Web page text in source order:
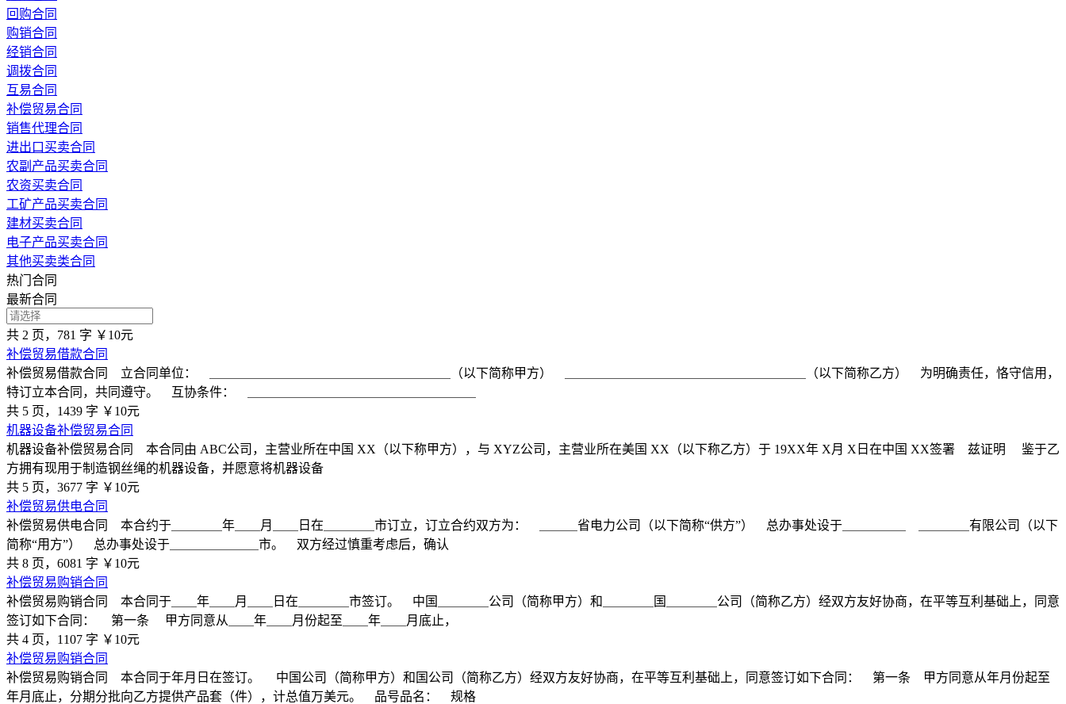
回购合同
购销合同
经销合同
调拨合同
互易合同
补偿贸易合同
销售代理合同
进出口买卖合同
农副产品买卖合同
农资买卖合同
工矿产品买卖合同
建材买卖合同
电子产品买卖合同
其他买卖类合同
热门合同
最新合同
共 2 页，781 字 ￥10元
补偿贸易借款合同
补偿贸易借款合同 立合同单位： ＿＿＿＿＿＿＿＿＿＿＿＿＿＿＿＿＿＿＿（以下简称甲方） ＿＿＿＿＿＿＿＿＿＿＿＿＿＿＿＿＿＿＿（以下简称乙方） 为明确责任，恪守信用，
特订立本合同，共同遵守。 互协条件： ＿＿＿＿＿＿＿＿＿＿＿＿＿＿＿＿＿＿
共 5 页，1439 字 ￥10元
机器设备补偿贸易合同
机器设备补偿贸易合同 本合同由 ABC公司，主营业所在中国 XX（以下称甲方），与 XYZ公司，主营业所在美国 XX（以下称乙方）于 19XX年 X月 X日在中国 XX签署 兹证明 鉴于乙
方拥有现用于制造钢丝绳的机器设备，并愿意将机器设备
共 5 页，3677 字 ￥10元
补偿贸易供电合同
补偿贸易供电合同 本合约于＿＿＿＿年＿＿月＿＿日在＿＿＿＿市订立，订立合约双方为： ＿＿＿省电力公司（以下简称“供方”） 总办事处设于＿＿＿＿＿ ＿＿＿＿有限公司（以下
简称“用方”） 总办事处设于＿＿＿＿＿＿＿市。 双方经过慎重考虑后，确认
共 8 页，6081 字 ￥10元
补偿贸易购销合同
补偿贸易购销合同 本合同于＿＿年＿＿月＿＿日在＿＿＿＿市签订。 中国＿＿＿＿公司（简称甲方）和＿＿＿＿国＿＿＿＿公司（简称乙方）经双方友好协商，在平等互利基础上，同意
签订如下合同： 第一条 甲方同意从＿＿年＿＿月份起至＿＿年＿＿月底止，
共 4 页，1107 字 ￥10元
补偿贸易购销合同
补偿贸易购销合同 本合同于年月日在签订。 中国公司（简称甲方）和国公司（简称乙方）经双方友好协商，在平等互利基础上，同意签订如下合同： 第一条 甲方同意从年月份起至
年月底止，分期分批向乙方提供产品套（件），计总值万美元。 品号品名： 规格